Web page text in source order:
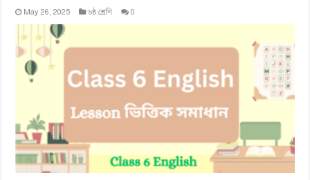
May 26, 2025 ৬ষ্ঠ শ্রেণি 0